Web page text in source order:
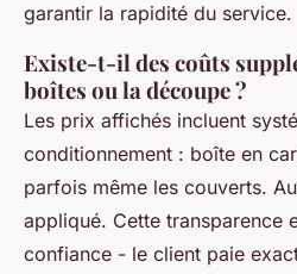
garantir la rapidité du service.
Existe-t-il des coûts
boîtes ou la découpe ?
Les prix affichés incluent
conditionnement : boîte en
parfois même les couverts.
appliqué. Cette transparence
confiance - le client paie